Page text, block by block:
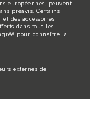
européennes, peuvent
préavis. Certains
des accessoires
dans tous les
pour connaître la
externes de